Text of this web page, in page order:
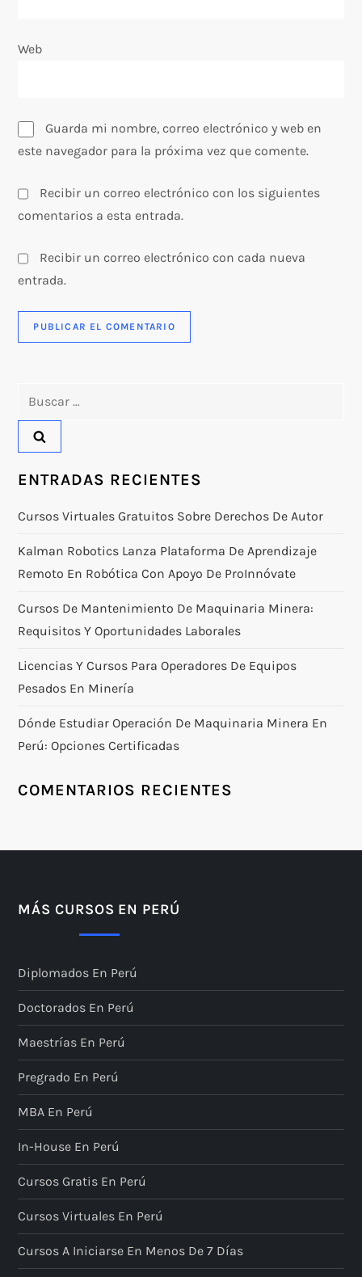
s
Web
Guarda mi nombre, correo electrónico y web en
este navegador para la próxima vez que comente.
Recibir un correo electrónico con los siguientes
comentarios a esta entrada.
Recibir un correo electrónico con cada nueva
entrada.
ENTRADAS RECIENTES
Cursos Virtuales Gratuitos Sobre Derechos De Autor
Kalman Robotics Lanza Plataforma De Aprendizaje
Remoto En Robótica Con Apoyo De ProInnóvate
Cursos De Mantenimiento De Maquinaria Minera:
Requisitos Y Oportunidades Laborales
Licencias Y Cursos Para Operadores De Equipos
Pesados En Minería
Dónde Estudiar Operación De Maquinaria Minera En
Perú: Opciones Certificadas
COMENTARIOS RECIENTES
MÁS CURSOS EN PERÚ
Diplomados En Perú
Doctorados En Perú
Maestrías En Perú
Pregrado En Perú
MBA En Perú
In-House En Perú
Cursos Gratis En Perú
Cursos Virtuales En Perú
Cursos A Iniciarse En Menos De 7 Días